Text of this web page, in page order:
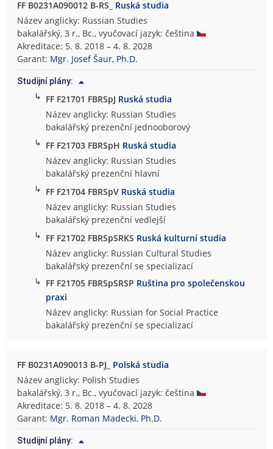
FF B0231A090012 B-RS_ Ruská studia
Název anglicky: Russian Studies
bakalářský, 3 r., Bc., vyučovací jazyk: čeština
Akreditace: 5. 8. 2018 – 4. 8. 2028
Garant: Mgr. Josef Šaur, Ph.D.
Studijní plány:
↳ FF F21701 FBRSpJ Ruská studia
Název anglicky: Russian Studies
bakalářský prezenční jednooborový
↳ FF F21703 FBRSpH Ruská studia
Název anglicky: Russian Studies
bakalářský prezenční hlavní
↳ FF F21704 FBRSpV Ruská studia
Název anglicky: Russian Studies
bakalářský prezenční vedlejší
↳ FF F21702 FBRSpSRKS Ruská kulturní studia
Název anglicky: Russian Cultural Studies
bakalářský prezenční se specializací
↳ FF F21705 FBRSpSRSP Ruština pro společenskou
praxi
Název anglicky: Russian for Social Practice
bakalářský prezenční se specializací
FF B0231A090013 B-PJ_ Polská studia
Název anglicky: Polish Studies
bakalářský, 3 r., Bc., vyučovací jazyk: čeština
Akreditace: 5. 8. 2018 – 4. 8. 2028
Garant: Mgr. Roman Madecki, Ph.D.
Studijní plány: